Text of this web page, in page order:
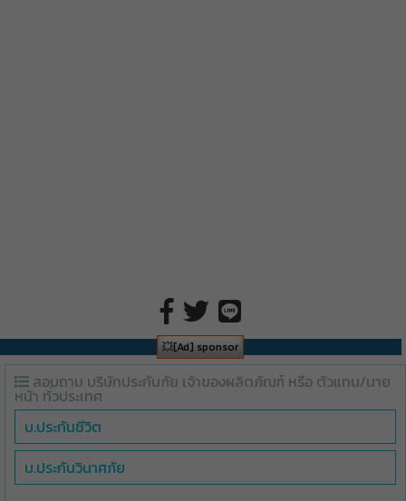
💥[Ad] sponsor
สอบถาม บริษัทประกันภัย เจ้าของผลิตภัณฑ์ หรือ ตัวแทน/นาย
หน้า ทั่วประเทศ
บ.ประกันชีวิต
บ.ประกันวินาศภัย